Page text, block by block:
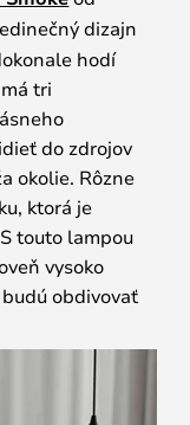
dizajn
hodí
tri
do zdrojov
okolie. Rôzne
ktorá je
touto lampou
vysoko
obdivovať